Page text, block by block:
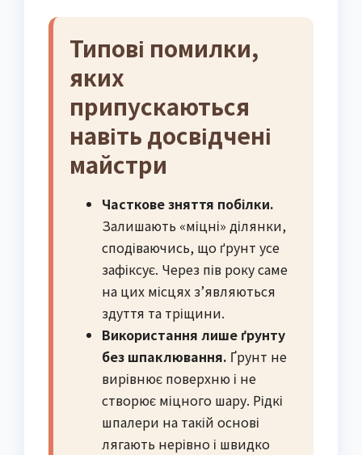
Типові помилки,
яких
припускаються
навіть досвідчені
майстри
Часткове зняття побілки.
Залишають «міцні» ділянки,
сподіваючись, що ґрунт усе
зафіксує. Через пів року саме
на цих місцях з’являються
здуття та тріщини.
Використання лише ґрунту
без шпаклювання. Ґрунт не
вирівнює поверхню і не
створює міцного шару. Рідкі
шпалери на такій основі
лягають нерівно і швидко